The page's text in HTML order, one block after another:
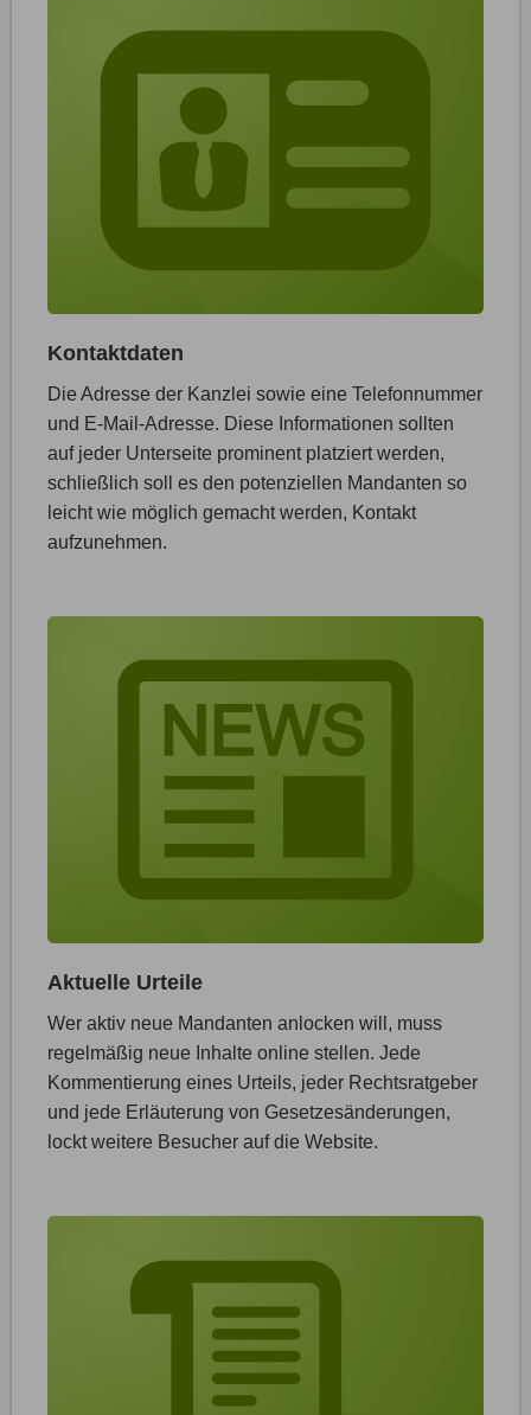
Kontaktdaten
Die Adresse der Kanzlei sowie eine Telefonnummer
und E-Mail-Adresse. Diese Informationen sollten
auf jeder Unterseite prominent platziert werden,
schließlich soll es den potenziellen Mandanten so
leicht wie möglich gemacht werden, Kontakt
aufzunehmen.
Aktuelle Urteile
Wer aktiv neue Mandanten anlocken will, muss
regelmäßig neue Inhalte online stellen. Jede
Kommentierung eines Urteils, jeder Rechtsratgeber
und jede Erläuterung von Gesetzesänderungen,
lockt weitere Besucher auf die Website.